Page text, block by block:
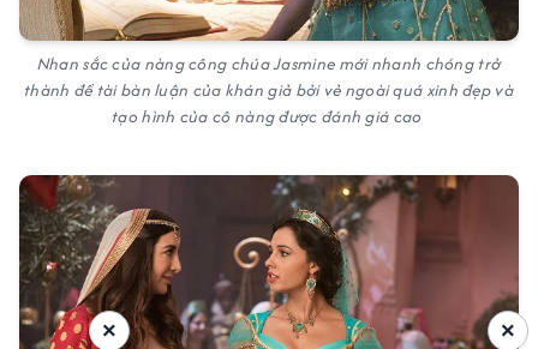
Nhan sắc của nàng công chúa Jasmine mới nhanh chóng trở
thành đề tài bàn luận của khán giả bởi vẻ ngoài quá xinh đẹp và
tạo hình của cô nàng được đánh giá cao
×
×